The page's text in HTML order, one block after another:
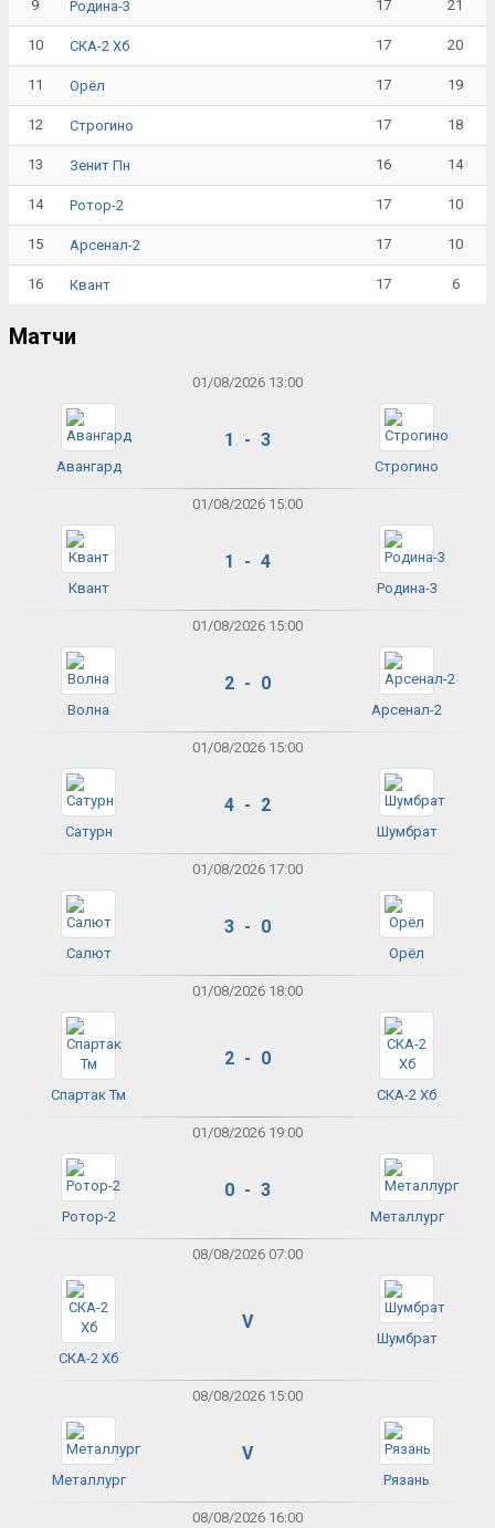
9 Родина-3 17 21
10 СКА-2 Хб 17 20
11 Орёл 17 19
12 Строгино 17 18
13 Зенит Пн 16 14
14 Ротор-2 17 10
15 Арсенал-2 17 10
16 Квант 17 6
Матчи
01/08/2026 13:00
Авангард
1 - 3
Строгино
01/08/2026 15:00
Квант
1 - 4
Родина-3
01/08/2026 15:00
Волна
2 - 0
Арсенал-2
01/08/2026 15:00
Сатурн
4 - 2
Шумбрат
01/08/2026 17:00
Салют
3 - 0
Орёл
01/08/2026 18:00
Спартак Тм
2 - 0
СКА-2 Хб
01/08/2026 19:00
Ротор-2
0 - 3
Металлург
08/08/2026 07:00
СКА-2 Хб
V
Шумбрат
08/08/2026 15:00
Металлург
V
Рязань
08/08/2026 16:00